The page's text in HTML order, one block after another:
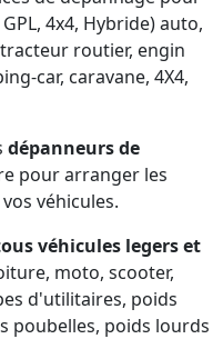
4x4, Hybride) auto,
routier, engin
car, caravane, 4X4,
dépanneurs de
pour arranger les
véhicules.
véhicules legers et
moto, scooter,
d'utilitaires, poids
poubelles, poids lourds